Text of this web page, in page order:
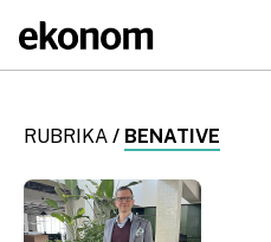
RUBRIKA / BENATIVE